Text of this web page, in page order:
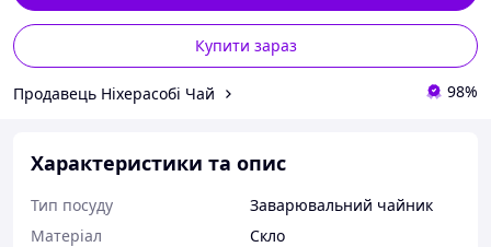
Купити зараз
Продавець Ніхерасобі Чай 98%
Характеристики та опис
Тип посуду
Заварювальний чайник
Матеріал
Скло